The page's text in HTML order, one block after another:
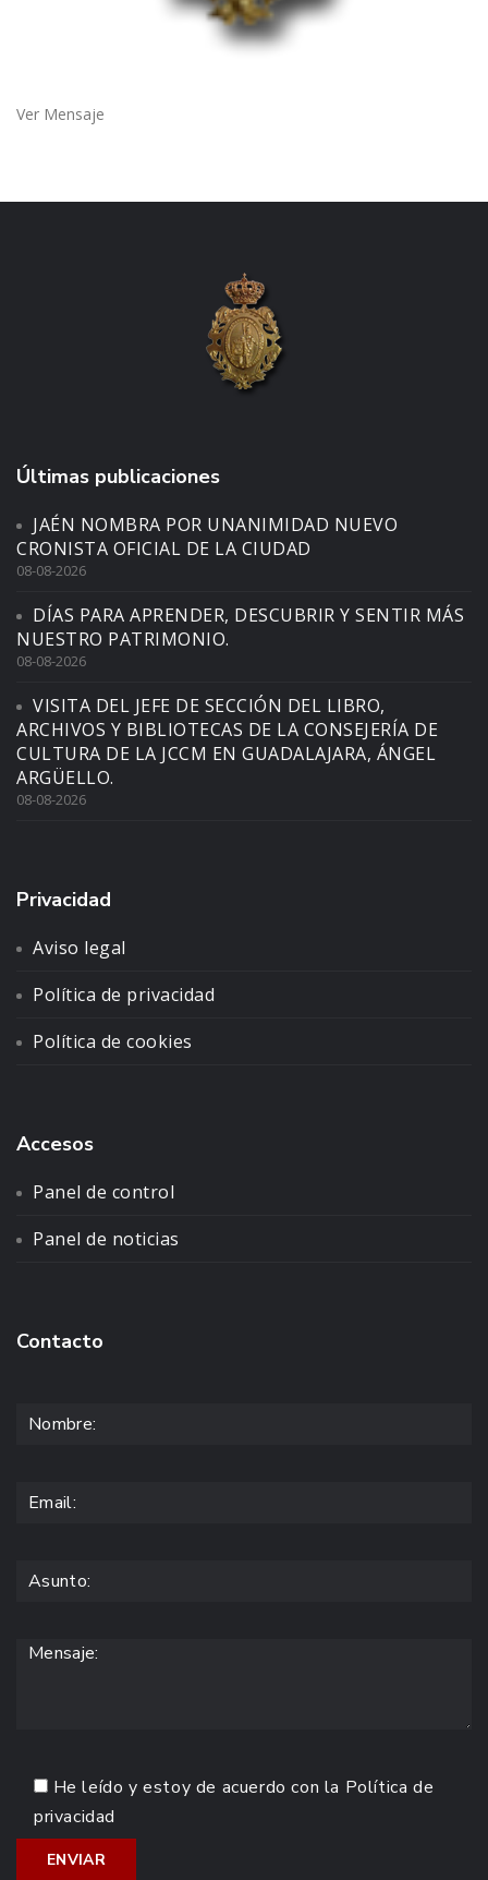
Ver Mensaje
Últimas publicaciones
JAÉN NOMBRA POR UNANIMIDAD NUEVO
CRONISTA OFICIAL DE LA CIUDAD
08-08-2026
DÍAS PARA APRENDER, DESCUBRIR Y SENTIR MÁS
NUESTRO PATRIMONIO.
08-08-2026
VISITA DEL JEFE DE SECCIÓN DEL LIBRO,
ARCHIVOS Y BIBLIOTECAS DE LA CONSEJERÍA DE
CULTURA DE LA JCCM EN GUADALAJARA, ÁNGEL
ARGÜELLO.
08-08-2026
Privacidad
Aviso legal
Política de privacidad
Política de cookies
Accesos
Panel de control
Panel de noticias
Contacto
He leído y estoy de acuerdo con la Política de
privacidad